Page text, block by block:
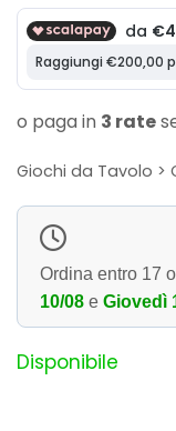
o paga in 3 rate
Giochi da Tavolo >
Ordina entro 17
10/08 e Giovedì
Disponibile